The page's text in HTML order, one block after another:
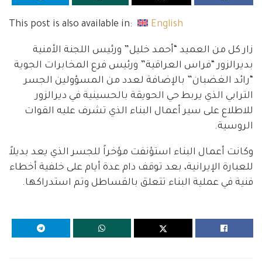
This post is also available in: English
زار كل من العميد “أحمد خليل” ورئيس اللجنة الأمنية
بديرالزور “فراس العراقية” ورئيس فرع المخابرات الجوية
“رائد الغضبان” بالإضافة لعدد من المسؤولين الجسر
الترابي الذي يربط حي الحويقة بالحسينية في ديرالزور
للاطلاع على سير أعمال البناء الذي تشرف عليه القوات
الروسية.
وكانت أعمال البناء استؤنفت مؤخراً للجسر الذي يعد بديلاً
للعبارة الإيرانية، بعد توقف دام عدة أيام على خلفية أخطاء
فنية في عملية البناء تتعلق بالقساطل وتم استدراكها.